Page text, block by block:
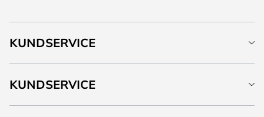
KUNDSERVICE
KUNDSERVICE